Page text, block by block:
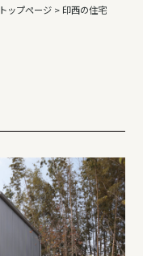
トップページ > 印西の住宅